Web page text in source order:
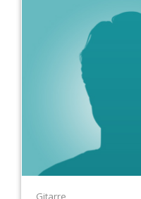
Gitarre